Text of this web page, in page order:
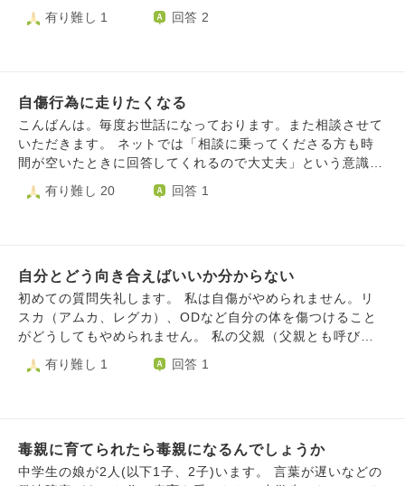
れば、自分の体を傷つけることをやめて 自分を大事にする
ことができるでしょうか……。 アドバイスや心構えがあれ
有り難し 1 回答 2
自傷行為に走りたくなる
こんばんは。毎度お世話になっております。また相談させて
いただきます。 ネットでは「相談に乗ってくださる方も時
間が空いたときに回答してくれるので大丈夫」という意識が
あり、こうしてご相談することができていますが、現実の生
活の中だと「相手も忙しいだろうに相談されても困るだろう
相談して発散することがあまりできずに、自分を心身ともに
傷つけることでストレスを発散させたくなってしまいます。
またストレスと言っても自分の努力ではどうにもできないタ
イプの悩みに対するものなので、解消することもできませ
かと思いますが、精神疾患だった母の元で育った環境が原因
ん。 幸い、「自傷行為をして精神科に入院になるのは嫌
だ」という一心で食い止められてはいますが、どうすれば軽
有り難し 20 回答 1
自分とどう向き合えばいいか分からない
初めての質問失礼します。 私は自傷がやめられません。リ
スカ（アムカ、レグカ）、ODなど自分の体を傷つけること
がどうしてもやめられません。 私の父親（父親とも呼びた
くないですが）は少し前に不倫をしました。今までも私が小
さい頃から支配的で、受験のときに教育虐待と思えるような
分で考えてみたら、母親も周りも、その不倫の件はもう過去
のこととして割り切っているんです。でも私だけがそこから
有り難し 1 回答 1
毒親に育てられたら毒親になるんでしょうか
中学生の娘が2人(以下1子、2子)います。 言葉が遅いなどの